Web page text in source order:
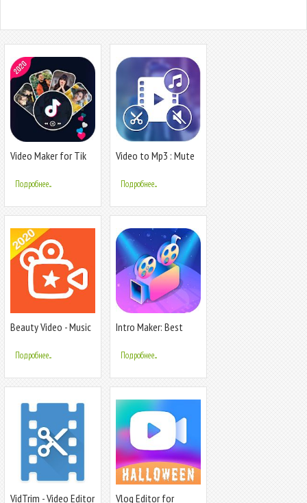
Video Maker for Tik
Maker
Подробнее...
Video to Mp3 : Mute
Video/Cut Video
Подробнее...
Beauty Video - Music
Show
Подробнее...
Intro Maker: Best
Maker
Подробнее...
VidTrim - Video Editor
Vlog Editor for